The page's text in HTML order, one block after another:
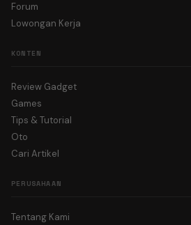
Forum
Lowongan Kerja
KONTEN
Review Gadget
Games
Tips & Tutorial
Oto
Cari Artikel
PERUSAHAAN
Tentang Kami